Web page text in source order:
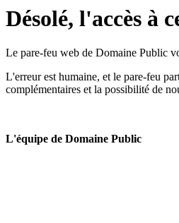
Désolé, l'accès à
Le pare-feu web de Domaine Public
L'erreur est humaine, et le pare-feu
complémentaires et la possibilité de
L'équipe de Domaine Public